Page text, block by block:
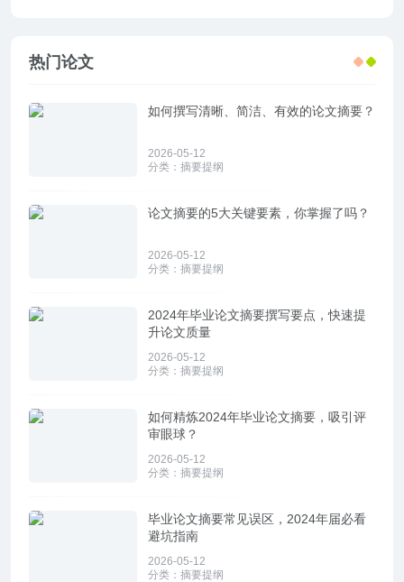
热门论文
如何撰写清晰、简洁、有效的论文摘要？
2026-05-12
分类： 摘要提纲
论文摘要的5大关键要素，你掌握了吗？
2026-05-12
分类： 摘要提纲
2024年毕业论文摘要撰写要点，快速提
升论文质量
2026-05-12
分类： 摘要提纲
如何精炼2024年毕业论文摘要，吸引评
审眼球？
2026-05-12
分类： 摘要提纲
毕业论文摘要常见误区，2024年届必看
避坑指南
2026-05-12
分类： 摘要提纲